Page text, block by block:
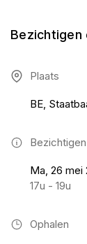
Bezichtigen
Plaats
BE,
Bezichtigen
Ma, 26 mei
17u - 19u
Ophalen